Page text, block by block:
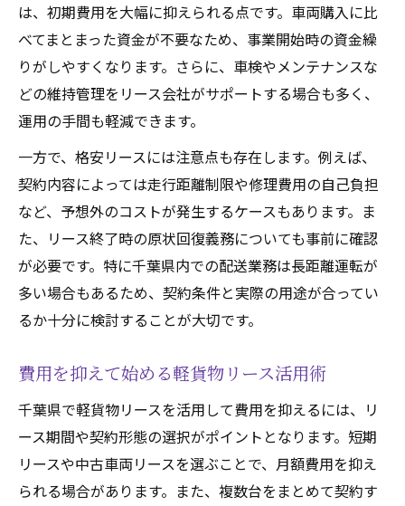
は、初期費用を大幅に抑えられる点です。車両購入に比
べてまとまった資金が不要なため、事業開始時の資金繰
りがしやすくなります。さらに、車検やメンテナンスな
どの維持管理をリース会社がサポートする場合も多く、
運用の手間も軽減できます。
一方で、格安リースには注意点も存在します。例えば、
契約内容によっては走行距離制限や修理費用の自己負担
など、予想外のコストが発生するケースもあります。ま
た、リース終了時の原状回復義務についても事前に確認
が必要です。特に千葉県内での配送業務は長距離運転が
多い場合もあるため、契約条件と実際の用途が合ってい
るか十分に検討することが大切です。
費用を抑えて始める軽貨物リース活用術
千葉県で軽貨物リースを活用して費用を抑えるには、リ
ース期間や契約形態の選択がポイントとなります。短期
リースや中古車両リースを選ぶことで、月額費用を抑え
られる場合があります。また、複数台をまとめて契約す